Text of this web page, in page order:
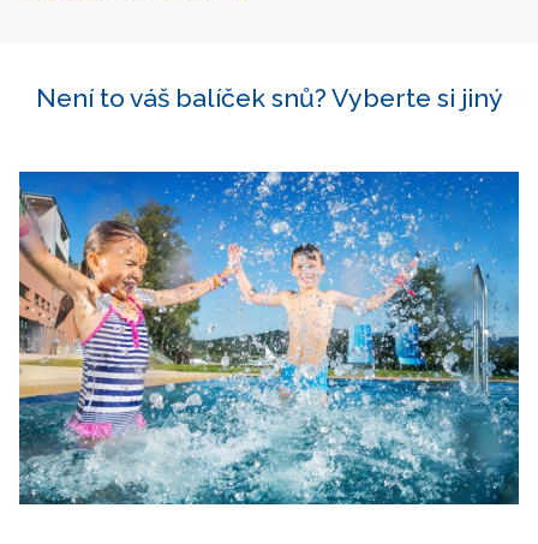
Není to váš balíček snů? Vyberte si jiný